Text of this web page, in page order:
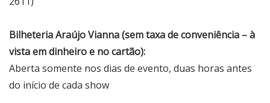
Bilheteria Araújo Vianna (sem taxa de conveniência – à
vista em dinheiro e no cartão):
Aberta somente nos dias de evento, duas horas antes
do início de cada show